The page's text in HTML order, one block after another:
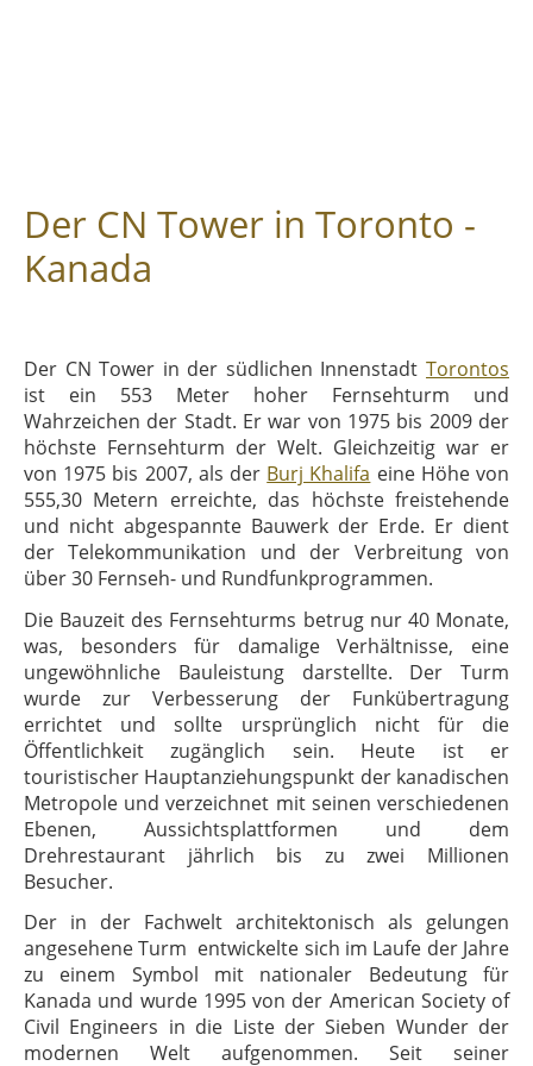
Der CN Tower in Toronto -
Kanada
Der CN Tower in der südlichen Innenstadt Torontos
ist ein 553 Meter hoher Fernsehturm und
Wahrzeichen der Stadt. Er war von 1975 bis 2009 der
höchste Fernsehturm der Welt. Gleichzeitig war er
von 1975 bis 2007, als der Burj Khalifa eine Höhe von
555,30 Metern erreichte, das höchste freistehende
und nicht abgespannte Bauwerk der Erde. Er dient
der Telekommunikation und der Verbreitung von
über 30 Fernseh- und Rundfunkprogrammen.
Die Bauzeit des Fernsehturms betrug nur 40 Monate,
was, besonders für damalige Verhältnisse, eine
ungewöhnliche Bauleistung darstellte. Der Turm
wurde zur Verbesserung der Funkübertragung
errichtet und sollte ursprünglich nicht für die
Öffentlichkeit zugänglich sein. Heute ist er
touristischer Hauptanziehungspunkt der kanadischen
Metropole und verzeichnet mit seinen verschiedenen
Ebenen, Aussichtsplattformen und dem
Drehrestaurant jährlich bis zu zwei Millionen
Besucher.
Der in der Fachwelt architektonisch als gelungen
angesehene Turm entwickelte sich im Laufe der Jahre
zu einem Symbol mit nationaler Bedeutung für
Kanada und wurde 1995 von der American Society of
Civil Engineers in die Liste der Sieben Wunder der
modernen Welt aufgenommen. Seit seiner